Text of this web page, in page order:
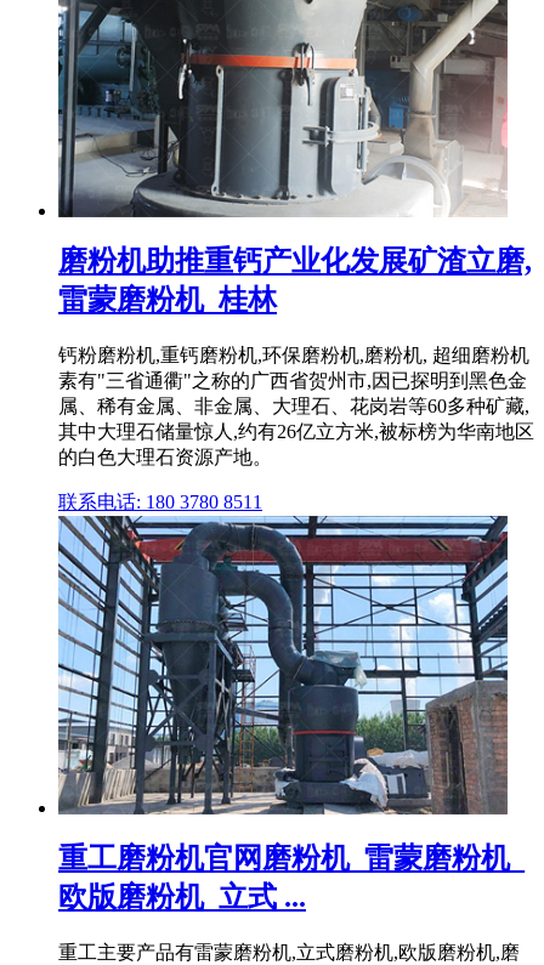
磨粉机助推重钙产业化发展矿渣立磨,
雷蒙磨粉机_桂林
钙粉磨粉机,重钙磨粉机,环保磨粉机,磨粉机, 超细磨粉机
素有"三省通衢"之称的广西省贺州市,因已探明到黑色金
属、稀有金属、非金属、大理石、花岗岩等60多种矿藏,
其中大理石储量惊人,约有26亿立方米,被标榜为华南地区
的白色大理石资源产地。
联系电话: 180 3780 8511
重工磨粉机官网磨粉机_雷蒙磨粉机_
欧版磨粉机_立式 ...
重工主要产品有雷蒙磨粉机,立式磨粉机,欧版磨粉机,磨